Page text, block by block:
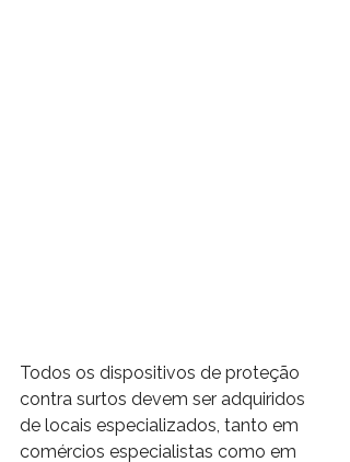
Todos os dispositivos de proteção
contra surtos devem ser adquiridos
de locais especializados, tanto em
comércios especialistas como em